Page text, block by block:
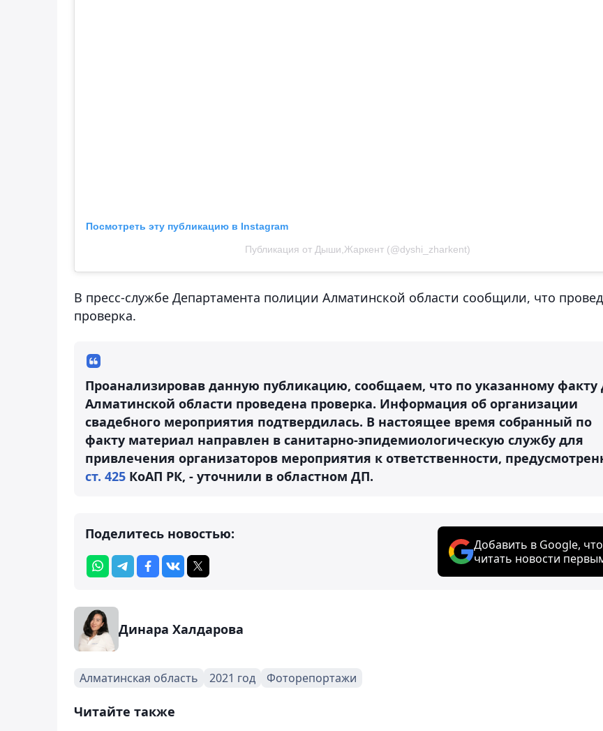
Посмотреть эту публикацию в Instagram
Публикация от Дыши,Жаркент (@dyshi_zharkent)
В пресс-службе Департамента полиции Алматинской области сообщили, что
проверка.
Проанализировав данную публикацию, сообщаем, что по указанному факту
Алматинской области проведена проверка. Информация об организации
свадебного мероприятия подтвердилась. В настоящее время собранный по
факту материал направлен в санитарно-эпидемиологическую службу для
привлечения организаторов мероприятия к ответственности,
ст. 425 КоАП РК, - уточнили в областном ДП.
Поделитесь новостью:
Добавить в Google,
читать новости
Динара Халдарова
Алматинская область 2021 год Фоторепортажи
Читайте также